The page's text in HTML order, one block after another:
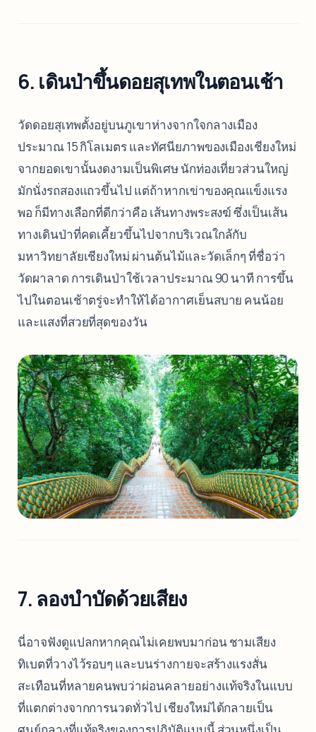
6. เดินป่าขึ้นดอยสุเทพในตอนเช้า
วัดดอยสุเทพตั้งอยู่บนภูเขาห่างจากใจกลางเมือง
ประมาณ 15 กิโลเมตร และทัศนียภาพของเมืองเชียงใหม่
จากยอดเขานั้นงดงามเป็นพิเศษ นักท่องเที่ยวส่วนใหญ่
มักนั่งรถสองแถวขึ้นไป แต่ถ้าหากเข่าของคุณแข็งแรง
พอ ก็มีทางเลือกที่ดีกว่าคือ เส้นทางพระสงฆ์ ซึ่งเป็นเส้น
ทางเดินป่าที่คดเคี้ยวขึ้นไปจากบริเวณใกล้กับ
มหาวิทยาลัยเชียงใหม่ ผ่านต้นไม้และวัดเล็กๆ ที่ชื่อว่า
วัดผาลาด การเดินป่าใช้เวลาประมาณ 90 นาที การขึ้น
ไปในตอนเช้าตรู่จะทำให้ได้อากาศเย็นสบาย คนน้อย
และแสงที่สวยที่สุดของวัน
7. ลองบำบัดด้วยเสียง
นี่อาจฟังดูแปลกหากคุณไม่เคยพบมาก่อน ชามเสียง
ทิเบตที่วางไว้รอบๆ และบนร่างกายจะสร้างแรงสั่น
สะเทือนที่หลายคนพบว่าผ่อนคลายอย่างแท้จริงในแบบ
ที่แตกต่างจากการนวดทั่วไป เชียงใหม่ได้กลายเป็น